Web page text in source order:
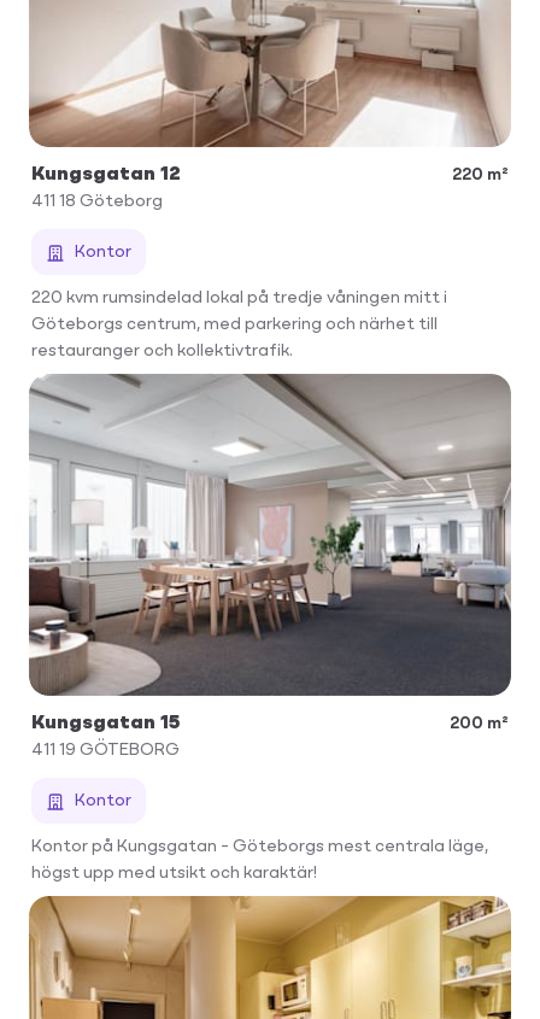
Kungsgatan 12
220 m²
411 18 Göteborg
Kontor
220 kvm rumsindelad lokal på tredje våningen mitt i
Göteborgs centrum, med parkering och närhet till
restauranger och kollektivtrafik.
Kungsgatan 15
200 m²
411 19 GÖTEBORG
Kontor
Kontor på Kungsgatan – Göteborgs mest centrala läge,
högst upp med utsikt och karaktär!